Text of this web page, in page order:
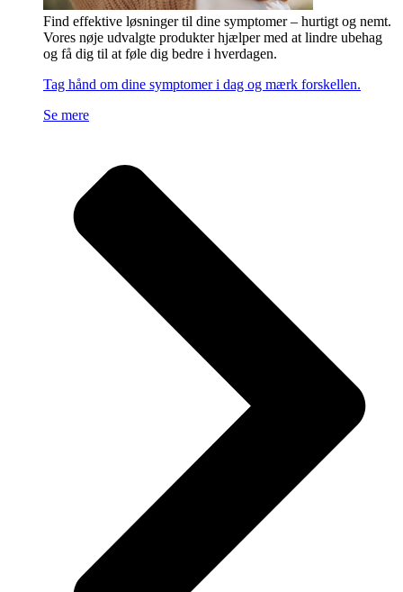
Find effektive løsninger til dine symptomer – hurtigt og nemt.
Vores nøje udvalgte produkter hjælper med at lindre ubehag
og få dig til at føle dig bedre i hverdagen.
Tag hånd om dine symptomer i dag og mærk forskellen.
Se mere